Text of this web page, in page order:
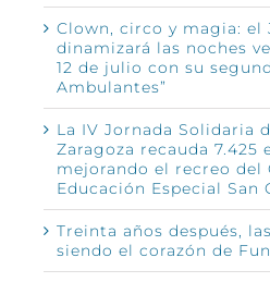
Clown, circo y magia: el
dinamizará las noches
12 de julio con su
Ambulantes”
La IV Jornada Solidaria
Zaragoza recauda 7.425
mejorando el recreo del
Educación Especial San
Treinta años después,
siendo el corazón de